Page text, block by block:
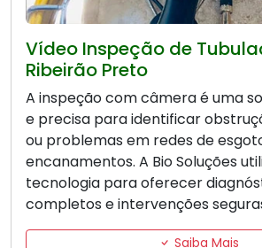
Vídeo Inspeção de
Ribeirão Preto
A inspeção com câmera é uma
e precisa para identificar
ou problemas em redes de
encanamentos. A Bio Soluções
tecnologia para oferecer
completos e intervenções
Saiba Mais